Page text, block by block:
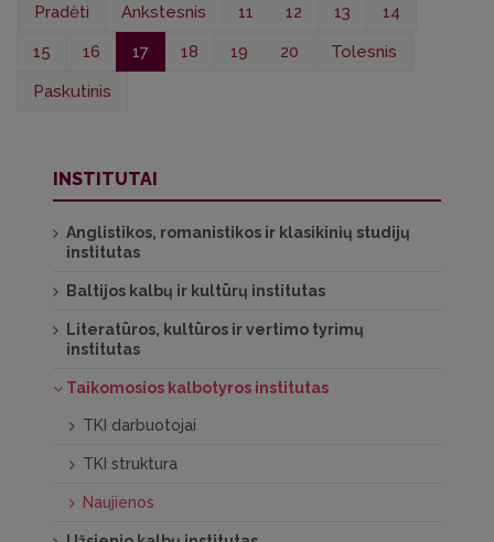
Pradėti Ankstesnis 11 12 13
14
15
16 17 18 19 20
Tolesnis
Paskutinis
INSTITUTAI
Anglistikos, romanistikos ir klasikinių studijų
institutas
Baltijos kalbų ir kultūrų institutas
Literatūros, kultūros ir vertimo tyrimų
institutas
Taikomosios kalbotyros institutas
TKI darbuotojai
TKI struktura
Naujienos